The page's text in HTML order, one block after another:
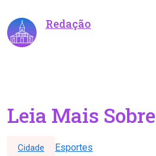
Redação
Leia Mais Sobre
Cidade Esportes